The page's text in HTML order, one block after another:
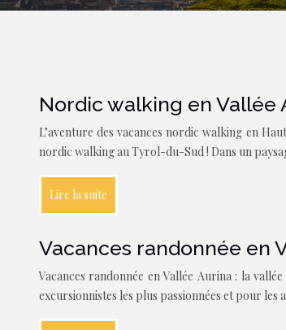
Nordic walking en Vallée
L’aventure des vacances nordic walking en
nordic walking au Tyrol-du-Sud ! Dans un
Lire la suite
Vacances randonnée en
Vacances randonnée en Vallée Aurina : la
excursionnistes les plus passionnées et pour les